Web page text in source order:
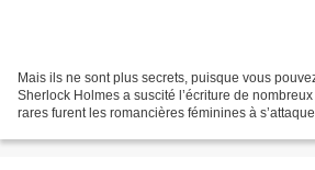
Mais ils ne sont plus secrets, puisque vous
Sherlock Holmes a suscité l’écriture de
rares furent les romancières féminines à